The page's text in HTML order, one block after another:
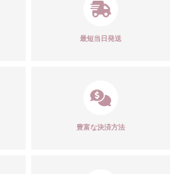
最短当日発送
豊富な決済方法